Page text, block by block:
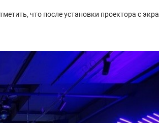
что после установки проектора с